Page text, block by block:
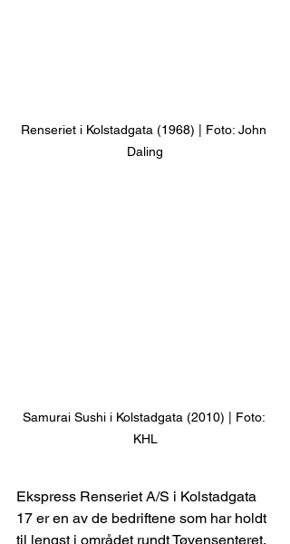
Renseriet i Kolstadgata (1968) | Foto: John
Daling
Samurai Sushi i Kolstadgata (2010) | Foto:
KHL
Ekspress Renseriet A/S i Kolstadgata
17 er en av de bedriftene som har holdt
til lengst i området rundt Tøyensenteret.